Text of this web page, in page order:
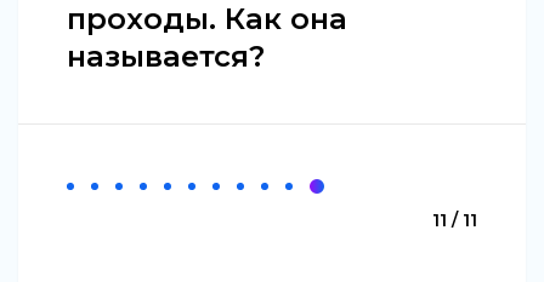
проходы. Как она
называется?
11 / 11